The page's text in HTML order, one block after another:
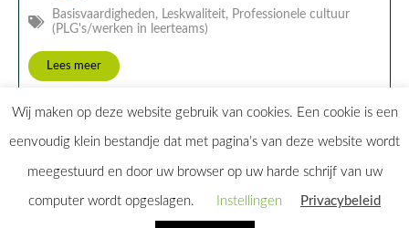
Basisvaardigheden, Leskwaliteit, Professionele cultuur
(PLG's/werken in leerteams)
Lees meer
Home Alle sessies
Wij maken op deze website gebruik van cookies. Een cookie is een
eenvoudig klein bestandje dat met pagina’s van deze website wordt
meegestuurd en door uw browser op uw harde schrijf van uw
computer wordt opgeslagen. Instellingen Privacybeleid